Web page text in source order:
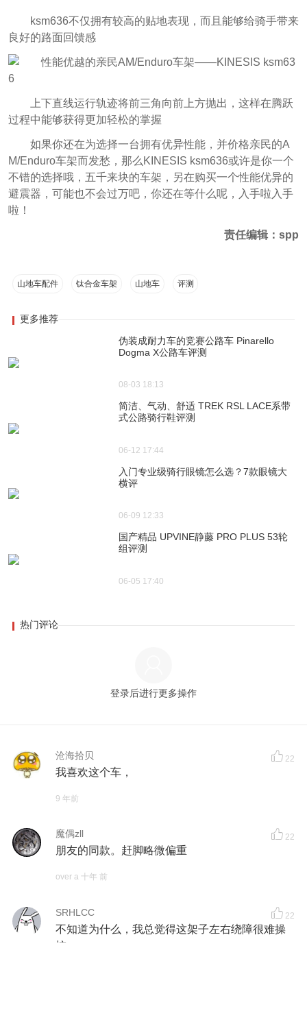
ksm636不仅拥有较高的贴地表现，而且能够给骑手带来
良好的路面回馈感
上下直线运行轨迹将前三角向前上方抛出，这样在腾跃
过程中能够获得更加轻松的掌握
如果你还在为选择一台拥有优异性能，并价格亲民的A
M/Enduro车架而发愁，那么KINESIS ksm636或许是你一个
不错的选择哦，五千来块的车架，另在购买一个性能优异的
避震器，可能也不会过万吧，你还在等什么呢，入手啦入手
啦！
责任编辑：spp
山地车配件 钛合金车架 山地车 评测
更多推荐
伪装成耐力车的竞赛公路车 Pinarello
Dogma X公路车评测
08-03 18:13
简洁、气动、舒适 TREK RSL LACE系带
式公路骑行鞋评测
06-12 17:44
入门专业级骑行眼镜怎么选？7款眼镜大
横评
06-09 12:33
国产精品 UPVINE静藤 PRO PLUS 53轮
组评测
06-05 17:40
热门评论
登录后进行更多操作
沧海拾贝 22
我喜欢这个车，
9 年前
魔偶zll 22
朋友的同款。赶脚略微偏重
over a 十年 前
SRHLCC 22
不知道为什么，我总觉得这架子左右绕障很难操
控